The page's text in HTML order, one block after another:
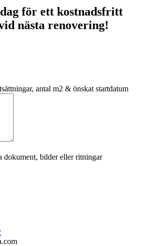
för ett kostnadsfritt
nästa renovering!
antal m2 & önskat startdatum
dokument, bilder eller ritningar